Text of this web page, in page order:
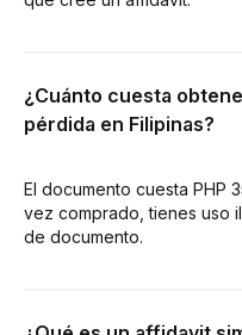
¿Cuánto cuesta
pérdida en Filipinas?
El documento cuesta PHP
vez comprado, tienes uso
de documento.